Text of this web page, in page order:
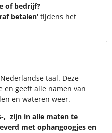
of bedrijf?
betalen’ tijdens het
taal. Deze
en geeft alle namen van
en wateren weer.
, zijn in alle maten te
met ophangoogjes en